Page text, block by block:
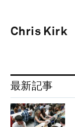
Chris Kirk
最新記事